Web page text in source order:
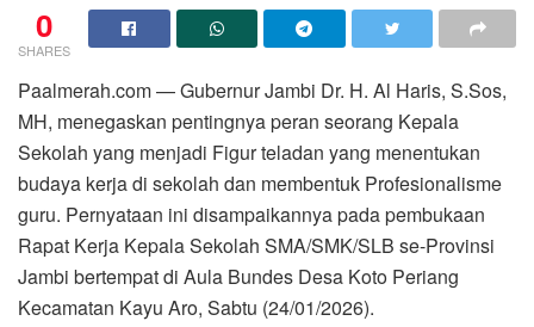
0
SHARES
Paalmerah.com — Gubernur Jambi Dr. H. Al Haris, S.Sos,
MH, menegaskan pentingnya peran seorang Kepala
Sekolah yang menjadi Figur teladan yang menentukan
budaya kerja di sekolah dan membentuk Profesionalisme
guru. Pernyataan ini disampaikannya pada pembukaan
Rapat Kerja Kepala Sekolah SMA/SMK/SLB se-Provinsi
Jambi bertempat di Aula Bundes Desa Koto Periang
Kecamatan Kayu Aro, Sabtu (24/01/2026).